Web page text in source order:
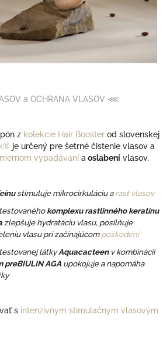
a OCHRANA VLASOV ⋘
z kolekcie Hair Booster od slovenskej
je určený pre šetrné čistenie vlasov a
vypadávaní a oslabení vlasov.
stimuluje mikrocirkuláciu arast vlasov
komplexu rastlinného keratínu
zlepšuje hydratáciu vlasu, posilňuje
vlasu pri začínajúcompoškodení
látkyAquacacteenv kombinácii
preBIULIN AGA upokojuje a napomáha
s intenzívnym stimulačným vlasovým